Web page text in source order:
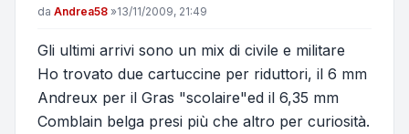
Messaggio
da Andrea58 »13/11/2009, 21:49
Gli ultimi arrivi sono un mix di civile e militare
Ho trovato due cartuccine per riduttori, il 6 mm
Andreux per il Gras "scolaire"ed il 6,35 mm
Comblain belga presi più che altro per curiosità.